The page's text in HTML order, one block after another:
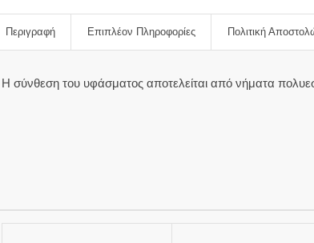
Περιγραφή Επιπλέον Πληροφορίες Πολιτική
Η σύνθεση του υφάσματος αποτελείται από νήματα